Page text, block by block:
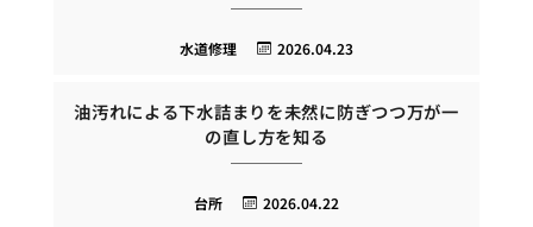
2026.04.23
水道修理
油汚れによる下水詰まりを未然に防ぎつつ万が一
の直し方を知る
2026.04.22
台所